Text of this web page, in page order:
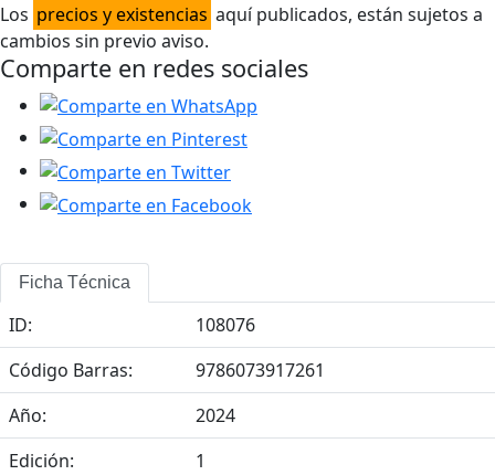
Los precios y existencias aquí publicados, están sujetos a
cambios sin previo aviso.
Comparte en redes sociales
Ficha Técnica
ID:
108076
Código Barras:
9786073917261
Año:
2024
Edición:
1